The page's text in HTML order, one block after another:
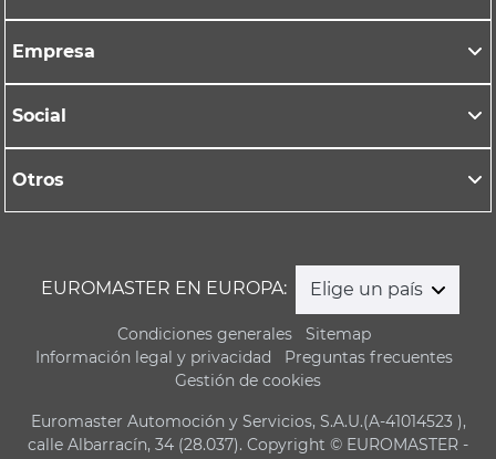
Empresa
Social
Otros
EUROMASTER EN EUROPA: Elige un país
Condiciones generales
Sitemap
Información legal y privacidad
Preguntas frecuentes
Gestión de cookies
Euromaster Automoción y Servicios, S.A.U.(A-41014523 ),
calle Albarracín, 34 (28.037). Copyright © EUROMASTER -